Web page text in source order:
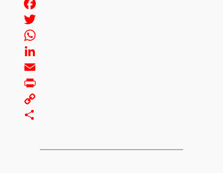
Facebook
Twitter
WhatsApp
LinkedIn
Email
Print
Copy